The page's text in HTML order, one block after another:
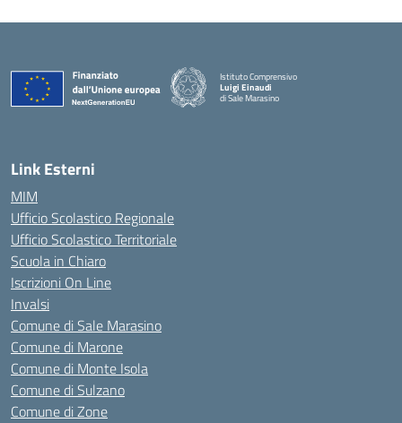
Istituto Comprensivo
Luigi Einaudi
di Sale Marasino
Link Esterni
MIM
Ufficio Scolastico Regionale
Ufficio Scolastico Territoriale
Scuola in Chiaro
Iscrizioni On Line
Invalsi
Comune di Sale Marasino
Comune di Marone
Comune di Monte Isola
Comune di Sulzano
Comune di Zone